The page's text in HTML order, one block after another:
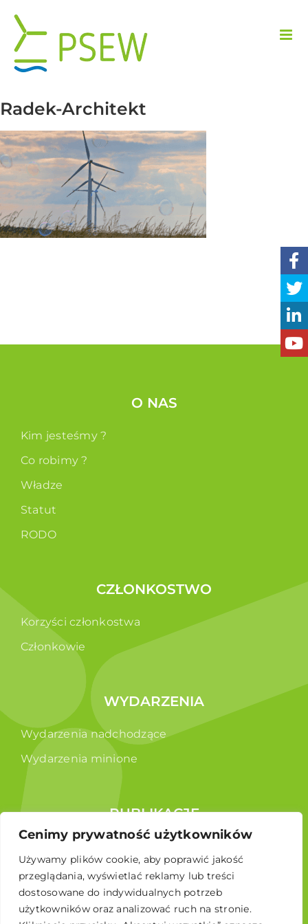
Cenimy prywatność użytkowników
Używamy plików cookie, aby poprawić jakość
przeglądania, wyświetlać reklamy lub treści
dostosowane do indywidualnych potrzeb
użytkowników oraz analizować ruch na stronie.
zawartości
Radek-Architekt
O NAS
Kim jesteśmy ?
Co robimy ?
Władze
Statut
RODO
CZŁONKOSTWO
Korzyści członkostwa
Członkowie
WYDARZENIA
Wydarzenia nadchodzące
Wydarzenia minione
PUBLIKACJE
Raporty
Broszura edukacyjna